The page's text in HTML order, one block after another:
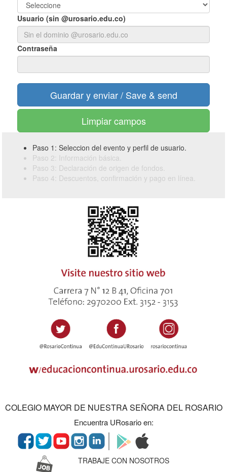
Usuario (sin @urosario.edu.co)
Contraseña
Limpiar campos
Paso 1: Seleccion del evento y perfil de usuario.
Paso 2: Información básica.
Paso 3: Declaración de origen de fondos.
Paso 4: Descuentos, confirmación y pago en línea.
COLEGIO MAYOR DE NUESTRA SEÑORA DEL ROSARIO
Encuentra URosario en:
TRABAJE CON NOSOTROS